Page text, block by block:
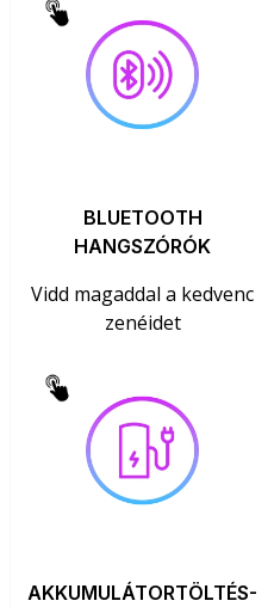
BLUETOOTH
HANGSZÓRÓK
Vidd magaddal a kedvenc
zenéidet
AKKUMULÁTORTÖLTÉS-